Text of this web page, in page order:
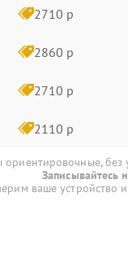
2710 р
2860 р
2710 р
2110 р
без
Записывайтесь
ваше устройство